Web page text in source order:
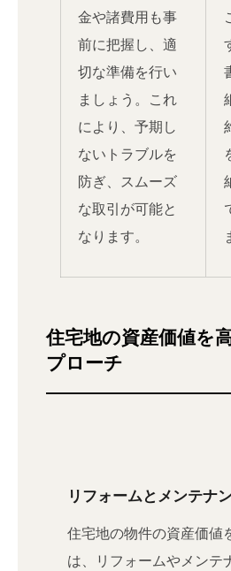
金や諸費用も事
前に把握し、適
切な準備を行い
ましょう。これ
により、予期し
ないトラブルを
防ぎ、スムーズ
な取引が可能と
なります。
住宅地の資産価値を
プローチ
リフォームとメンテナ
住宅地の物件の資産価値
は、リフォームやメンテ